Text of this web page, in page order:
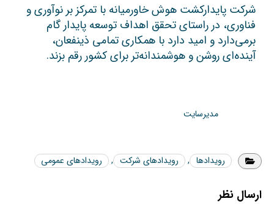
شرکت پایدارکشت هوش خاورمیانه با تمرکز بر نوآوری و
فناوری، در راستای تحقق اهداف توسعه پایدار گام
برمی‌دارد و امید دارد با همکاری تمامی ذینفعان،
آینده‌ای روشن و هوشمندانه‌تر برای کشور رقم بزند.
مدیرسایت
رویدادها , رویدادهای شرکت , رویدادهای عمومی
ارسال نظر